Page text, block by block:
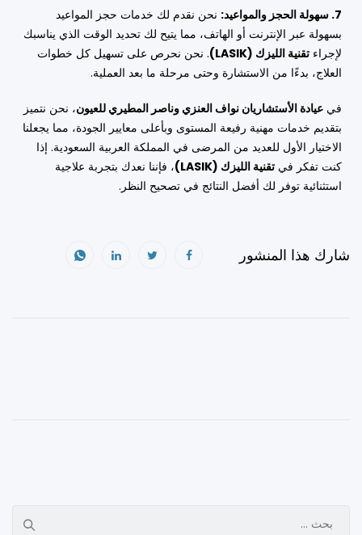
7. سهولة الحجز والمواعيد:
نحن نقدم لك خدمات حجز المواعيد
بسهولة عبر الإنترنت أو الهاتف، مما يتيح لك تحديد الوقت الذي يناسبك
لإجراء تقنية الليزك (LASIK)
. نحن نحرص على تسهيل كل خطوات
العلاج، بدءًا من الاستشارة وحتى مرحلة ما بعد العملية.
في عيادة الأستشاريان نواف العنزي وناصر المطيري للعيون، نحن نتميز
بتقديم خدمات مهنية رفيعة المستوى وبأعلى معايير الجودة، مما يجعلنا
الاختيار الأول للعديد من المرضى في المملكة العربية السعودية. إذا
كنت تفكر في تقنية الليزك (LASIK)
، فإننا نعدك بتجربة علاجية
استثنائية توفر لك أفضل النتائج في تصحيح النظر.
شارك هذا المنشور